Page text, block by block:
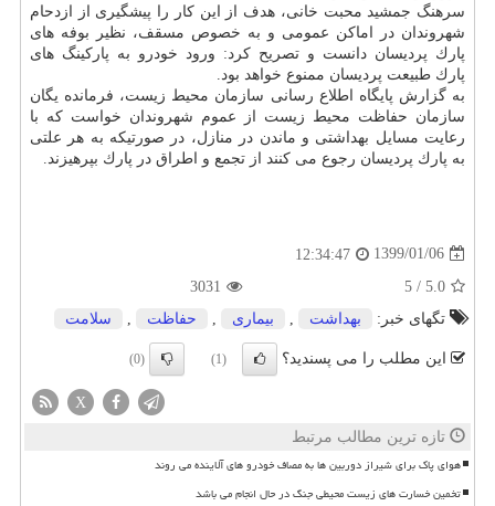
سرهنگ جمشید محبت خانی، هدف از این كار را پیشگیری از ازدحام
شهروندان در اماكن عمومی و به خصوص مسقف، نظیر بوفه های
پارك پردیسان دانست و تصریح كرد: ورود خودرو به پاركینگ های
پارك طبیعت پردیسان ممنوع خواهد بود.
به گزارش پایگاه اطلاع رسانی سازمان محیط زیست، فرمانده یگان
سازمان حفاظت محیط زیست از عموم شهروندان خواست كه با
رعایت مسایل بهداشتی و ماندن در منازل، در صورتیكه به هر علتی
به پارك پردیسان رجوع می كنند از تجمع و اطراق در پارك بپرهیزند.
1399/01/06
12:34:47
5.0
/
5
3031
تگهای خبر:
بهداشت بیماری حفاظت سلامت
این مطلب را می پسندید؟ (1)
(0)
X
تازه ترین مطالب مرتبط
هوای پاک برای شیراز دوربین ها به مصاف خودرو های آلاینده می روند
تخمین خسارت های زیست محیطی جنگ در حال انجام می باشد